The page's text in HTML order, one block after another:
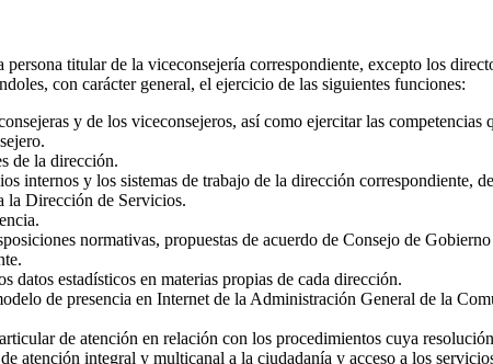
titular de la viceconsejería correspondiente, excepto los
con carácter general, el ejercicio de las siguientes funciones:
y de los viceconsejeros, así como ejercitar las competencias
de la dirección.
internos y los sistemas de trabajo de la dirección correspondiente,
la Dirección de Servicios.
normativas, propuestas de acuerdo de Consejo de
estadísticos en materias propias de cada dirección.
de presencia en Internet de la Administración General de la
de atención en relación con los procedimientos cuya
atención integral y multicanal a la ciudadanía y acceso a los